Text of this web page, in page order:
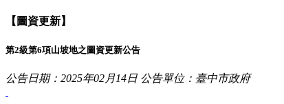
【圖資更新】
第2級第6項山坡地之圖資更新公告
公告日期：2025年02月14日 公告單位：臺中市政府